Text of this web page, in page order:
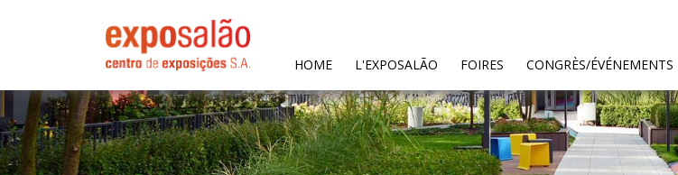
HOME(CURRENT)
L'EXPOSALÃO FOIRES CONGRÈS/ÉVÉNEMENTS